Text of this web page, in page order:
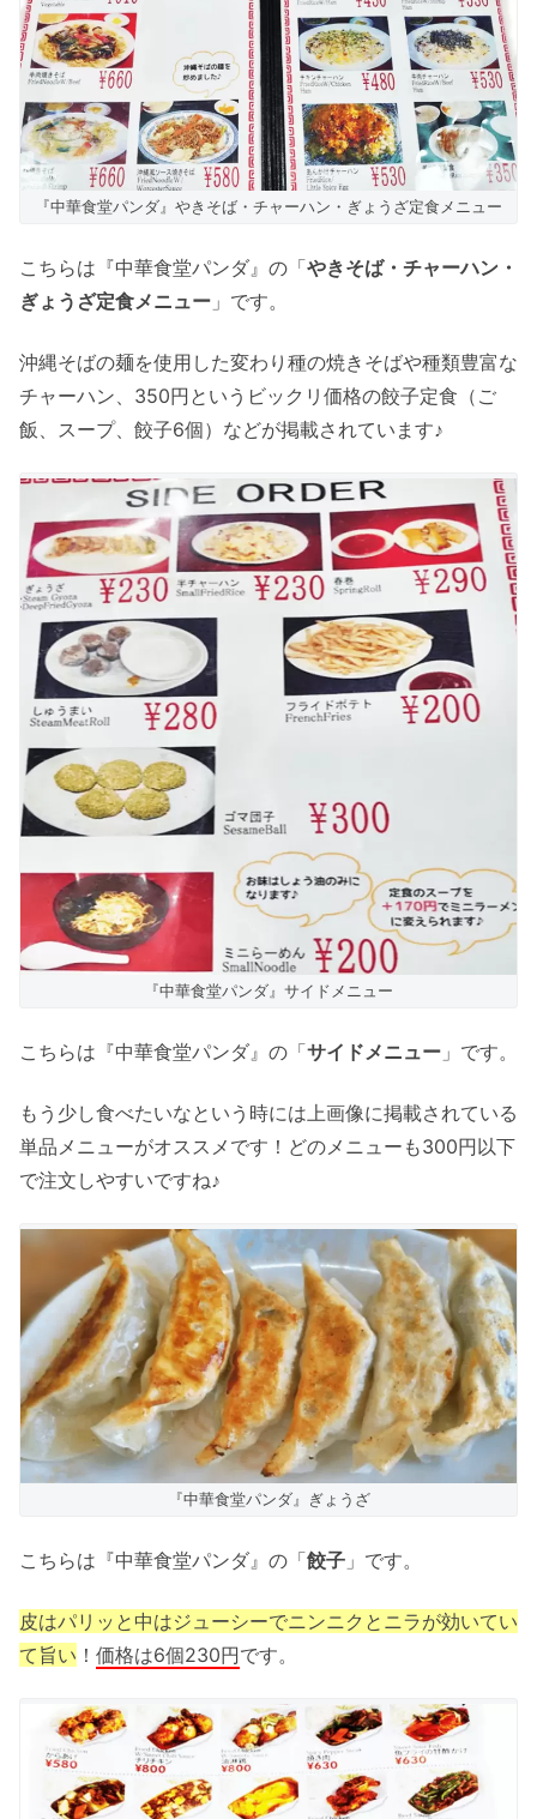
『中華食堂パンダ』やきそば・チャーハン・ぎょうざ定食メニュー
こちらは『中華食堂パンダ』の「やきそば・チャーハン・
ぎょうざ定食メニュー 」です。
沖縄そばの麺を使用した変わり種の焼きそばや種類豊富な
チャーハン、350円というビックリ価格の餃子定食（ご
飯、スープ、餃子6個）などが掲載されています♪
『中華食堂パンダ』サイドメニュー
こちらは『中華食堂パンダ』の「サイドメニュー 」です。
もう少し食べたいなという時には上画像に掲載されている
単品メニューがオススメです！どのメニューも300円以下
で注文しやすいですね♪
『中華食堂パンダ』ぎょうざ
こちらは『中華食堂パンダ』の「餃子 」です。
皮はパリッと中はジューシーでニンニクとニラが効いてい
て旨い ！ 価格は6個230円です。